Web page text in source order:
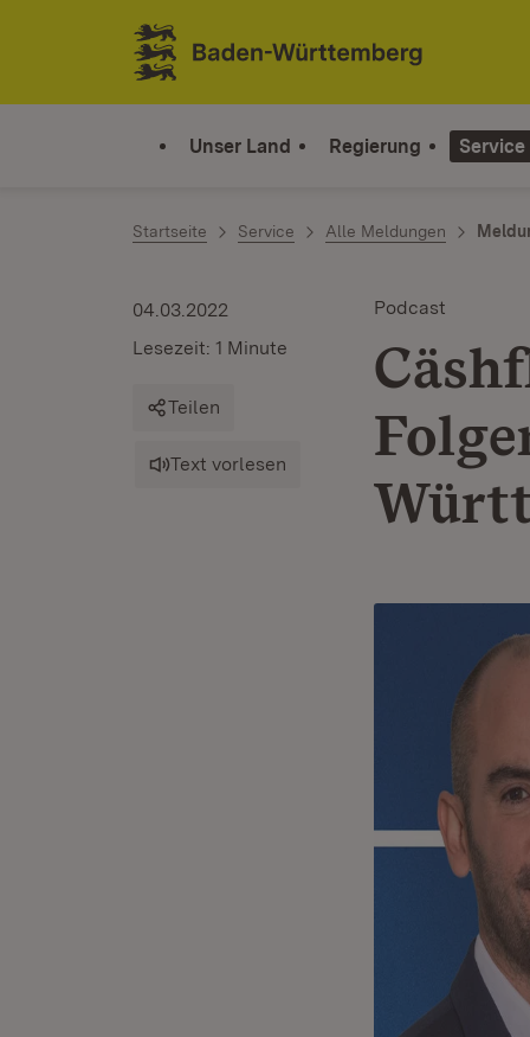
Zum Inhalt springen
Link zur Startseite
Unser Land Regierung Service
Startseite Service Alle Meldungen
Podcast
04.03.2022
Lesezeit: 1 Minute
Teilen
Text vorlesen